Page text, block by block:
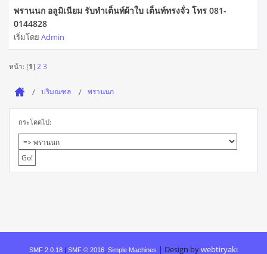
พรานนก อลูมิเนียม รับทำเต็นท์ผ้าใบ เต็นท์ทรงจั่ว โทร 081-
0144828
เริ่มโดย Admin
หน้า: [1] 23
ปริมณฑล พรานนก
กระโดดไป:
SMF 2.0.18 | SMF © 2016 Simple Machines | Design bywebtiryaki